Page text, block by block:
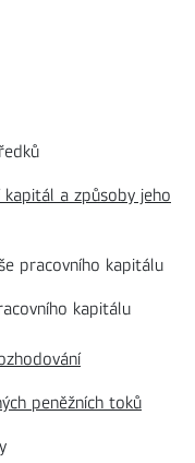
kapitál a způsoby jeho
pracovního kapitálu
kapitálu
peněžních toků